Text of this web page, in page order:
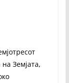
Земјата,